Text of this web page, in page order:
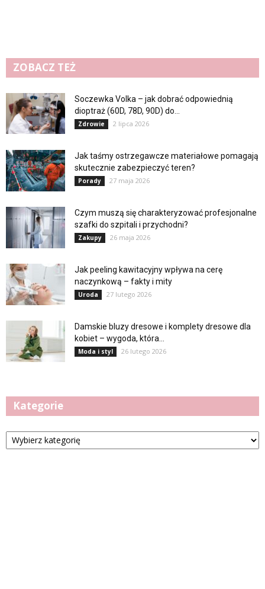
ZOBACZ TEŻ
Soczewka Volka – jak dobrać odpowiednią
dioptraż (60D, 78D, 90D) do...
Zdrowie 2 lipca 2026
Jak taśmy ostrzegawcze materiałowe pomagają
skutecznie zabezpieczyć teren?
Porady 27 maja 2026
Czym muszą się charakteryzować profesjonalne
szafki do szpitali i przychodni?
Zakupy 26 maja 2026
Jak peeling kawitacyjny wpływa na cerę
naczynkową – fakty i mity
Uroda 27 lutego 2026
Damskie bluzy dresowe i komplety dresowe dla
kobiet – wygoda, która...
Moda i styl 26 lutego 2026
Kategorie
Kategorie